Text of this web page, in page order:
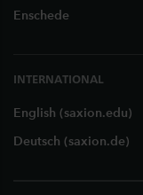
Enschede
INTERNATIONAL
English (saxion.edu)
Deutsch (saxion.de)